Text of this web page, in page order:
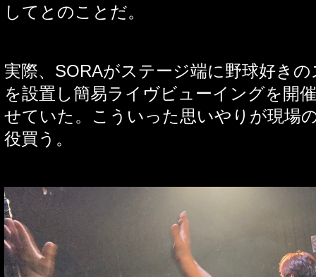
してとのことだ。
実際、 SORAがステージ端に野球好き
を設置し簡易ライヴビューイングを開
せていた。こういった思いやりが現場
役買う。